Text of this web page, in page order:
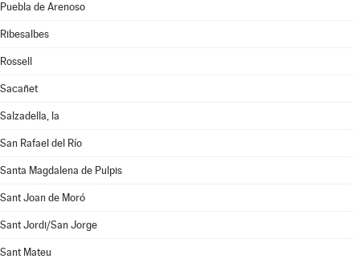
Puebla de Arenoso
Ribesalbes
Rossell
Sacañet
Salzadella, la
San Rafael del Río
Santa Magdalena de Pulpis
Sant Joan de Moró
Sant Jordi/San Jorge
Sant Mateu